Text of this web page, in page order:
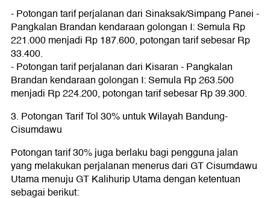
- Potongan tarif perjalanan dari Sinaksak/Simpang Panei -
Pangkalan Brandan kendaraan golongan I: Semula Rp
221.000 menjadi Rp 187.600, potongan tarif sebesar Rp
33.400.
- Potongan tarif perjalanan dari Kisaran - Pangkalan
Brandan kendaraan golongan I: Semula Rp 263.500
menjadi Rp 224.200, potongan tarif sebesar Rp 39.300.
3. Potongan Tarif Tol 30% untuk Wilayah Bandung-
Cisumdawu
Potongan tarif 30% juga berlaku bagi pengguna jalan
yang melakukan perjalanan menerus dari GT Cisumdawu
Utama menuju GT Kalihurip Utama dengan ketentuan
sebagai berikut: